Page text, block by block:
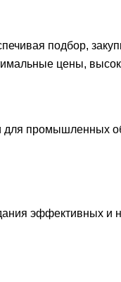
подбор,
цены,
для промышленных
эффективных и